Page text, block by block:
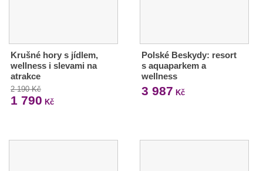
Krušné hory s jídlem,
wellness i slevami na
atrakce
2 190 Kč
1 790 Kč
Polské Beskydy: resort
s aquaparkem a
wellness
3 987 Kč